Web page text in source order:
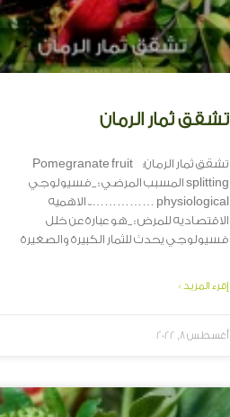
تشقق ثمار الرمان
تشقق ثمار الرمان: Pomegranate fruit
splitting المسبب المرضي : _فسيولوجي
physiological …………….. الاهميه
الاقتصاديه للمرض : _هو عبارة عن خلل
فسيولوجي يحدث للثمار الكبيرة والصغيرة
إقرء المزيد »
أغسطس 8, 2022